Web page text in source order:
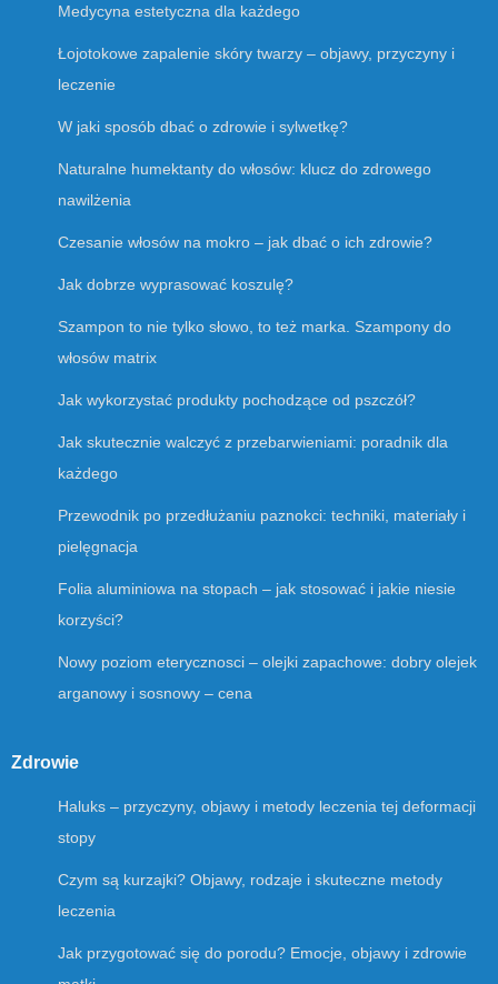
Medycyna estetyczna dla każdego
Łojotokowe zapalenie skóry twarzy – objawy, przyczyny i
leczenie
W jaki sposób dbać o zdrowie i sylwetkę?
Naturalne humektanty do włosów: klucz do zdrowego
nawilżenia
Czesanie włosów na mokro – jak dbać o ich zdrowie?
Jak dobrze wyprasować koszulę?
Szampon to nie tylko słowo, to też marka. Szampony do
włosów matrix
Jak wykorzystać produkty pochodzące od pszczół?
Jak skutecznie walczyć z przebarwieniami: poradnik dla
każdego
Przewodnik po przedłużaniu paznokci: techniki, materiały i
pielęgnacja
Folia aluminiowa na stopach – jak stosować i jakie niesie
korzyści?
Nowy poziom eterycznosci – olejki zapachowe: dobry olejek
arganowy i sosnowy – cena
Zdrowie
Haluks – przyczyny, objawy i metody leczenia tej deformacji
stopy
Czym są kurzajki? Objawy, rodzaje i skuteczne metody
leczenia
Jak przygotować się do porodu? Emocje, objawy i zdrowie